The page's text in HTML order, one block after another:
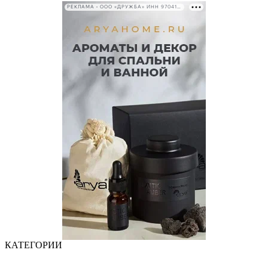
РЕКЛАМА • ООО «ДРУЖБА» ИНН 9704146411
КАТЕГОРИИ